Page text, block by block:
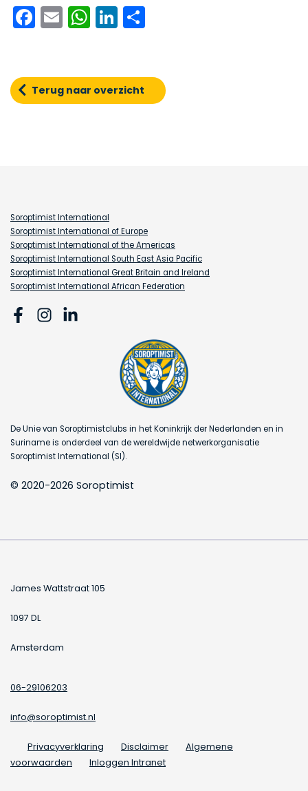
Facebook
EmailWhatsApp
LinkedIn
Terug naar overzicht
Soroptimist International
Soroptimist International of Europe
Soroptimist International of the Americas
Soroptimist International South East Asia Pacific
Soroptimist International Great Britain and Ireland
Soroptimist International African Federation
De Unie van Soroptimistclubs in het Koninkrijk der Nederlanden en in
Suriname is onderdeel van de wereldwijde netwerkorganisatie
Soroptimist International (SI).
© 2020-2026 Soroptimist
James Wattstraat 105
1097 DL
Amsterdam
06-29106203
info@soroptimist.nl
Privacyverklaring Disclaimer
Algemene
voorwaarden
Inloggen Intranet